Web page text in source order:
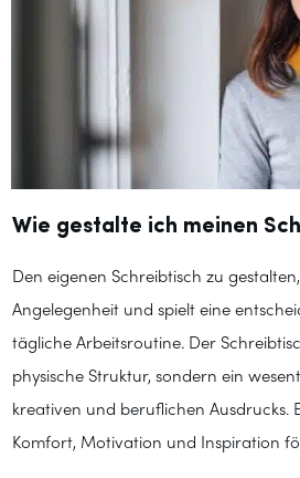
Wie gestalte ich meinen
Den eigenen Schreibtisch zu
Angelegenheit und spielt eine
tägliche Arbeitsroutine. Der
physische Struktur, sondern ein
kreativen und beruflichen Ausdrucks.
Komfort, Motivation und Inspiration